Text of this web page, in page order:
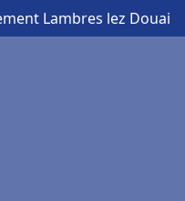
Lambres lez Douai